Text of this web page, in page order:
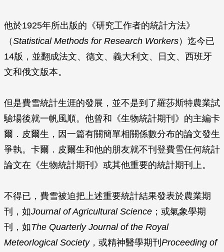
他於1925年所出版的《研究工作者的統計方法》
（Statistical Methods for Research Workers）迄今已
14版，並翻成法文、德文、義大利文、日文、西班牙
文和俄文版本。
但是費雪統計生涯的發展，並不是到了羅莎斯特農業試
驗場後就一帆風順。他曾和《生物統計期刊》的主編卡
爾．皮爾生，因一篇有關簡單相關係數分布的論文發生
爭執。卡爾．皮爾生和他的朋友就不刊登費雪任何統計
論文在《生物統計期刊》或其他重要的統計期刊上。
不得已，費雪被迫把上述重要統計結果發表於農業期
刊，如Journal of Agricultural Science ；或氣象學期
刊，如The Quarterly Journal of the Royal
Meteorlogical Society，或精神醫學期刊 Proceeding of